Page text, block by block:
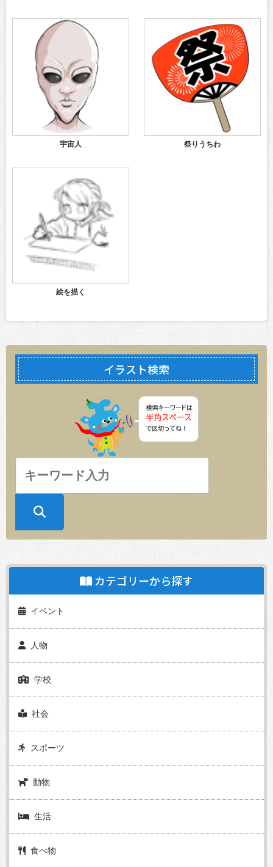
宇宙人 祭りうちわ
絵を描く
イラスト検索
カテゴリーから探す
イベント
人物
学校
社会
スポーツ
動物
生活
食べ物